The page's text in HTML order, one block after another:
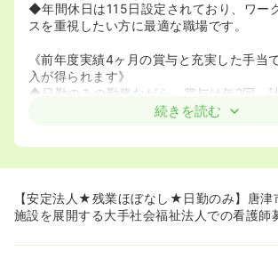
◆年間休日は115日設定されており、ワー
スを重視したい方に最適な職場です。
《前年度実績4ヶ月の賞与と充実した手当
入が得られます》
◆日勤のみの勤務ながら、賞与は年2回、
実績があり、日々の頑張りがしっかりと還
年始勤務手当など、各種手当が充実してい
《ブランクのある方も歓迎。丁寧な指導で
◆看護職としての経験が浅い方や、育児な
続きを読む
【安定法人★残業ほぼなし★日勤のみ】唐津
施設を展開する大手社会福祉法人での看護師